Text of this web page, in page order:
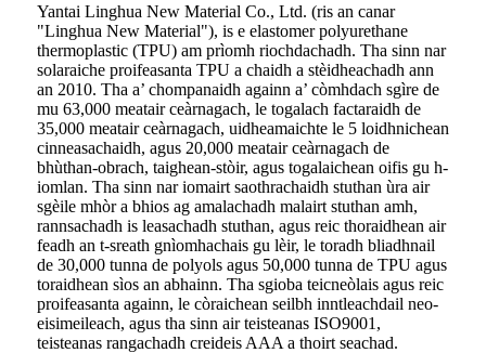
Yantai Linghua New Material Co., Ltd. (ris an canar
"Linghua New Material"), is e elastomer polyurethane
thermoplastic (TPU) am prìomh riochdachadh. Tha sinn nar
solaraiche proifeasanta TPU a chaidh a stèidheachadh ann
an 2010. Tha a’ chompanaidh againn a’ còmhdach sgìre de
mu 63,000 meatair ceàrnagach, le togalach factaraidh de
35,000 meatair ceàrnagach, uidheamaichte le 5 loidhnichean
cinneasachaidh, agus 20,000 meatair ceàrnagach de
bhùthan-obrach, taighean-stòir, agus togalaichean oifis gu h-
iomlan. Tha sinn nar iomairt saothrachaidh stuthan ùra air
sgèile mhòr a bhios ag amalachadh malairt stuthan amh,
rannsachadh is leasachadh stuthan, agus reic thoraidhean air
feadh an t-sreath gnìomhachais gu lèir, le toradh bliadhnail
de 30,000 tunna de polyols agus 50,000 tunna de TPU agus
toraidhean sìos an abhainn. Tha sgioba teicneòlais agus reic
proifeasanta againn, le còraichean seilbh inntleachdail neo-
eisimeileach, agus tha sinn air teisteanas ISO9001,
teisteanas rangachadh creideis AAA a thoirt seachad.